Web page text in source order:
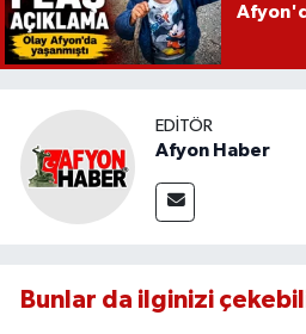
EDITÖR
Afyon Haber
Bunlar da ilginizi